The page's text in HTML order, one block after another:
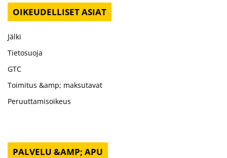
OIKEUDELLISET ASIAT
Jälki
Tietosuoja
GTC
Toimitus &amp; maksutavat
Peruuttamisoikeus
PALVELU &AMP; APU